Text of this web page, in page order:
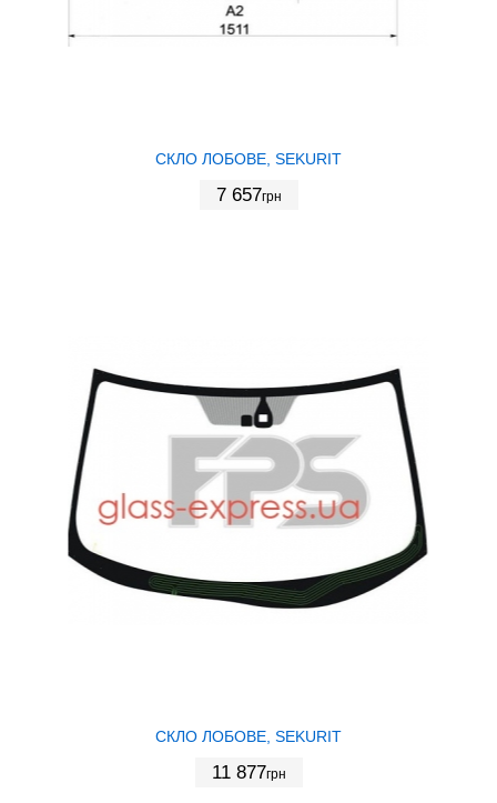
СКЛО ЛОБОВЕ, SEKURIT
7 657грн
СКЛО ЛОБОВЕ, SEKURIT
11 877грн